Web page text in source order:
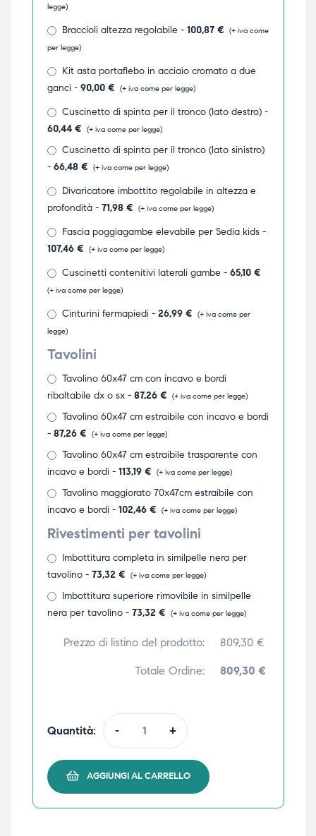
legge)
Braccioli altezza regolabile - 100,87 € (+ iva come
per legge)
Kit asta portaflebo in acciaio cromato a due
ganci - 90,00 € (+ iva come per legge)
Cuscinetto di spinta per il tronco (lato destro) -
60,44 € (+ iva come per legge)
Cuscinetto di spinta per il tronco (lato sinistro)
- 66,48 € (+ iva come per legge)
Divaricatore imbottito regolabile in altezza e
profondità - 71,98 € (+ iva come per legge)
Fascia poggiagambe elevabile per Sedia kids -
107,46 € (+ iva come per legge)
Cuscinetti contenitivi laterali gambe - 65,10 €
(+ iva come per legge)
Cinturini fermapiedi - 26,99 € (+ iva come per
legge)
Tavolini
Tavolino 60x47 cm con incavo e bordi
ribaltabile dx o sx - 87,26 € (+ iva come per legge)
Tavolino 60x47 cm estraibile con incavo e bordi
- 87,26 € (+ iva come per legge)
Tavolino 60x47 cm estraibile trasparente con
incavo e bordi - 113,19 € (+ iva come per legge)
Tavolino maggiorato 70x47cm estraibile con
incavo e bordi - 102,46 € (+ iva come per legge)
Rivestimenti per tavolini
Imbottitura completa in similpelle nera per
tavolino - 73,32 € (+ iva come per legge)
Imbottitura superiore rimovibile in similpelle
nera per tavolino - 73,32 € (+ iva come per legge)
Prezzo di listino del prodotto: 809,30 €
Totale Ordine: 809,30 €
Quantità: - +
AGGIUNGI AL CARRELLO